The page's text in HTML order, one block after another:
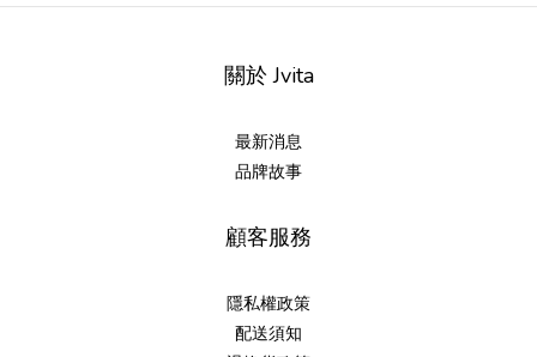
關於 Jvita
最新消息
品牌故事
顧客服務
隱私權政策
配送須知